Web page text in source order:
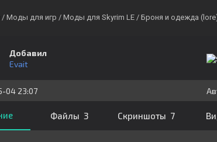
/ Моды для игр / Моды для Skyrim LE / Броня и одежда
Добавил
Evait
04 23:07
Файлы 3 Скриншоты 7